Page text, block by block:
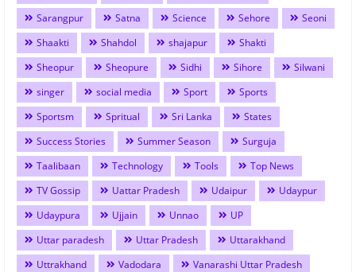
Sarangpur
Satna Science Sehore
Seoni
Shaakti
Shahdol shajapur
Shakti
Sheopur
Sheopure Sidhi Sihore
Silwani
singer
social media Sport
Sports
Sportsm
Spritual Sri Lanka
States
Success Stories
Summer Season
Surguja
Taalibaan
Technology Tools
Top News
TV Gossip
Uattar Pradesh Udaipur
Udaypur
Udaypura
Ujjain Unnao
UP
Uttar paradesh
Uttar Pradesh
Uttarakhand
Uttrakhand
Vadodara
Vanarashi Uttar Pradesh